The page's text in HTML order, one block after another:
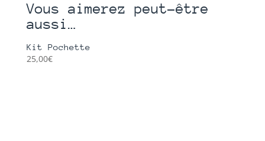
Vous aimerez peut-être
aussi…
Kit Pochette
25,00€